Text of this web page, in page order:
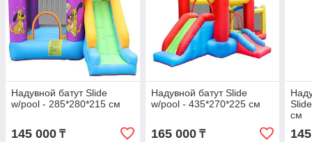
Надувной батут Slide
w/pool - 285*280*215 см
145 000 ₸
Надувной батут Slide
w/pool - 435*270*225​​​​​​​ см
165 000₸
см